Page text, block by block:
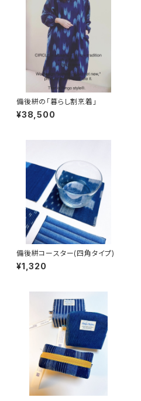
備後絣の「暮らし割烹着」
¥38,500
備後絣コースター(四角タイプ)
¥1,320